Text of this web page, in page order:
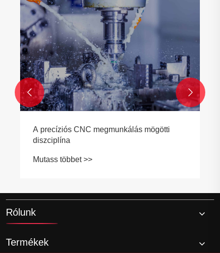
A precíziós CNC megmunkálás mögötti
diszciplína
Mutass többet >>
 
Rólunk
Termékek